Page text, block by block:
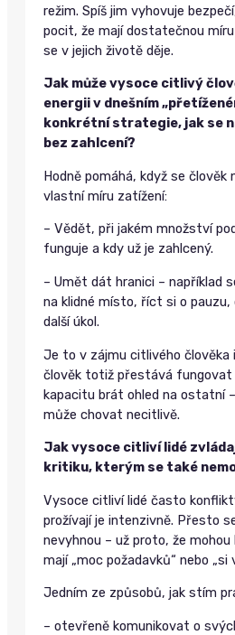
režim. Spíš jim vyhovuje
pocit, že mají dostatečnou
se v jejich životě děje.
Jak může vysoce citlivý
energii v dnešním
konkrétní strategie, jak se
bez zahlcení?
Hodně pomáhá, když se člověk
vlastní míru zatížení:
– Vědět, při jakém množství
funguje a kdy už je zahlcený.
– Umět dát hranici – například
na klidné místo, říct si o
další úkol.
Je to v zájmu citlivého člověka
člověk totiž přestává
kapacitu brát ohled na ostatní
může chovat necitlivě.
Jak vysoce citliví lidé
kritiku, kterým se také
Vysoce citliví lidé často
prožívají je intenzivně. Přesto
nevyhnou – už proto, že
mají „moc požadavků“ nebo „si
Jedním ze způsobů, jak stím
– otevřeně komunikovat o